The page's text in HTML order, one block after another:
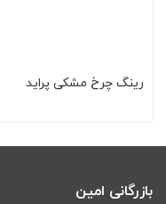
رینگ چرخ مشکی پراید
بازرگانی امین